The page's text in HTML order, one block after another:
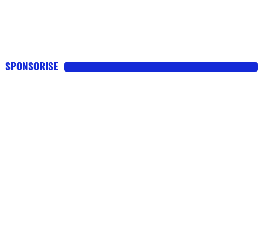
SPONSORISE